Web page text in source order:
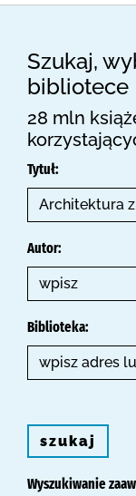
Szukaj,
bibliotece
28 mln
Tytuł:
Autor:
Biblioteka:
szukaj
Wyszukiwanie